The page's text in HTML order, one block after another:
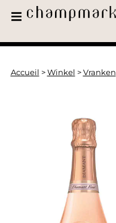
Accueil > Winkel > Vranken